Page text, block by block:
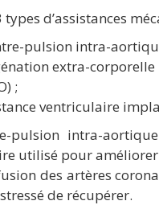
types d’assistances
pulsion intra-
extra-
;
ventriculaire
pulsion intra-
utilisé pour
des artères
de récupérer.